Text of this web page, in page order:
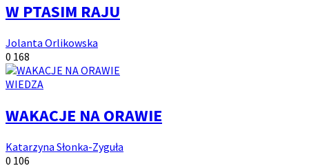
W PTASIM RAJU
Autor:
Jolanta Orlikowska
Ilość
komentarzy:
0 Ilość
wyświetleń:
168
Kategoria
WIEDZA
WAKACJE NA ORAWIE
Autor:
Katarzyna Słonka-Zyguła
Ilość
0 Ilość
106